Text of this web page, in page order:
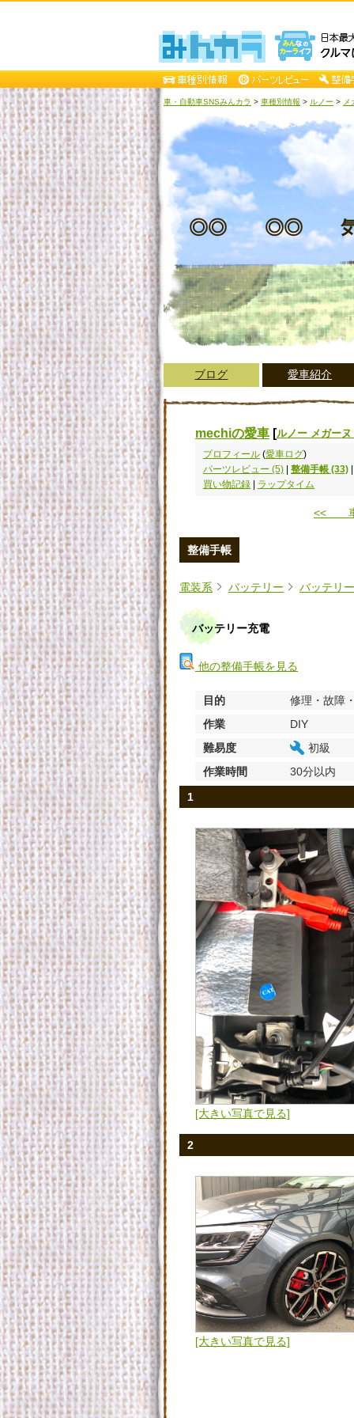
車・自動車SNSみんカラ > 車種別情報 > ルノー >
◎◎ ◎◎ 気ま
ブログ 愛車紹介
mechiの愛車 [ルノー メガー
プロフィール (愛車ログ)
パーツレビュー (5)
整備手帳 (33)
買い物記録
ラップタイム
<<
整備手帳
電装系 バッテリー バッテリ
バッテリー充電
他の整備手帳を見る
目的
修理・故障
作業
DIY
難易度
初級
作業時間
30分以内
1
[大きい写真で見る]
2
[大きい写真で見る]